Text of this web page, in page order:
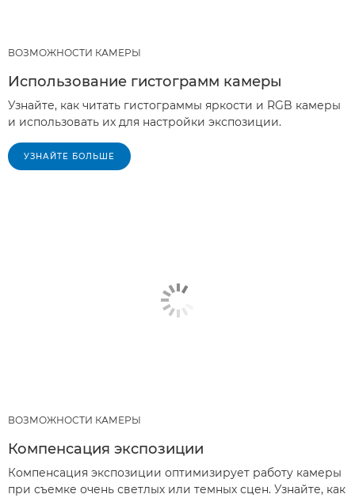
ВОЗМОЖНОСТИ КАМЕРЫ
Использование гистограмм камеры
Узнайте, как читать гистограммы яркости и RGB камеры
и использовать их для настройки экспозиции.
УЗНАЙТЕ БОЛЬШЕ
ВОЗМОЖНОСТИ КАМЕРЫ
Компенсация экспозиции
Компенсация экспозиции оптимизирует работу камеры
при съемке очень светлых или темных сцен. Узнайте, как